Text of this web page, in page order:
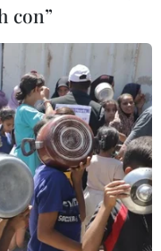
Merkel tăng
người dân Đức
con”